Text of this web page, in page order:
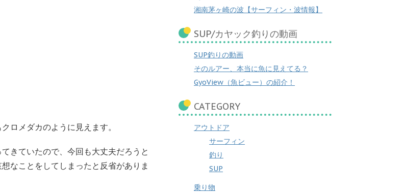
ロメダカのように見えます。
きていたので、今回も大丈夫だろうと
なことをしてしまったと反省がありま
湘南茅ヶ崎の波【サーフィン・波情報】
SUP/カヤック釣りの動画
SUP釣りの動画
そのルアー、本当に魚に見えてる？
GyoView（魚ビュー）の紹介！
CATEGORY
アウトドア
サーフィン
釣り
SUP
乗り物